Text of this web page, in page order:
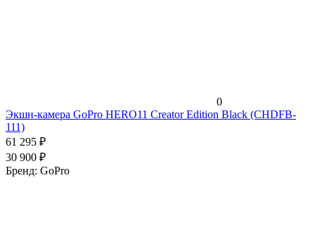
0
Экшн-камера GoPro HERO11 Creator Edition Black (CHDFB-
111)
61 295 ₽
30 900 ₽
Бренд: GoPro